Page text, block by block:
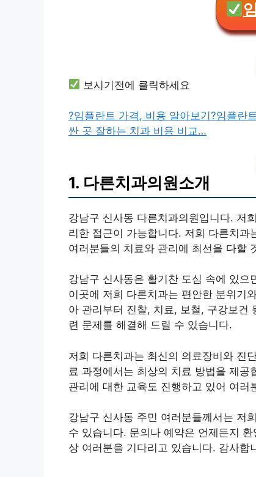
보시기전에 클릭하세요
?임플란트 가격, 비용 알아보기?임플란
싼 곳 잘하는 치과 비용 비교…
1. 다른치과의원소개
강남구 신사동 다른치과의원입니다. 저
리한 접근이 가능합니다. 저희 다른치
여러분들의 치료와 관리에 최선을 다할
강남구 신사동은 활기찬 도심 속에 있
이곳에 저희 다른치과는 편안한 분위기
아 관리부터 진찰, 치료, 보철, 구강보건
련 문제를 해결해 드릴 수 있습니다.
저희 다른치과는 최신의 의료장비와 진
료 과정에서는 최상의 치료 방법을 제
관리에 대한 교육도 진행하고 있어 여
강남구 신사동 주민 여러분들께서는 저
수 있습니다. 문의나 예약은 언제든지
상 여러분을 기다리고 있습니다. 감사합